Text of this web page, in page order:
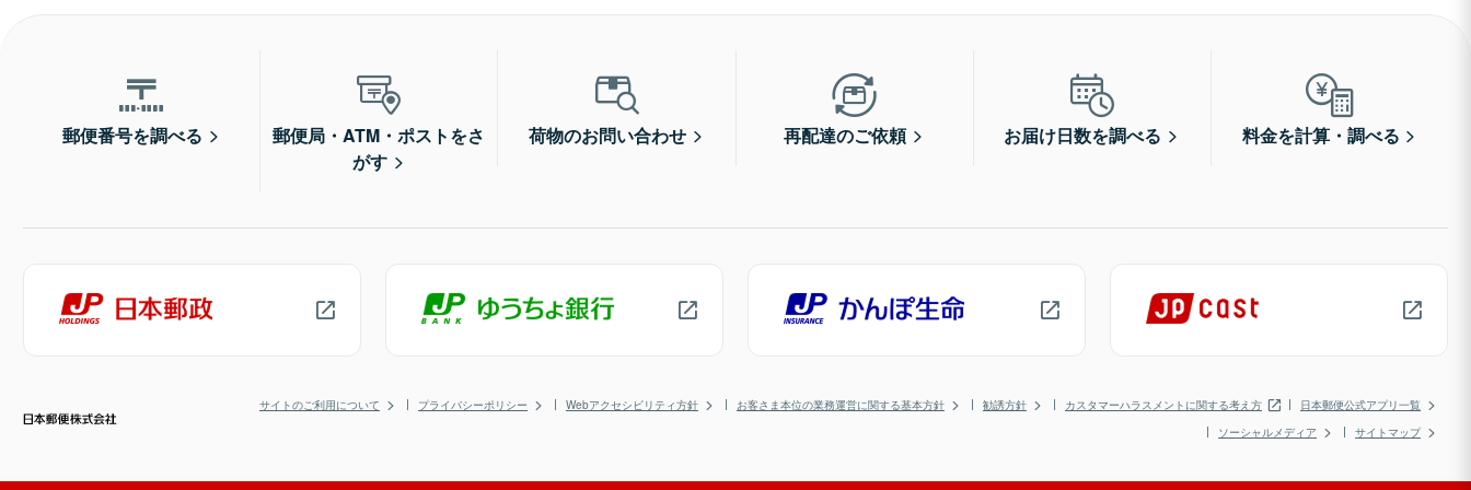
郵便番号を調べる
郵便局・ATM・ポストをさ
がす
荷物のお問い合わせ 再配達のご依頼 お届け日数を調べる 料金を計算・調べる
サイトのご利用について プライバシーポリシー Webアクセシビリティ方針 お客さま本位の業務運営に関する基本方針 勧誘方針 カスタマーハラスメントに関する考え方
日本郵便公式アプリ一覧
ソーシャルメディア
サイトマップ